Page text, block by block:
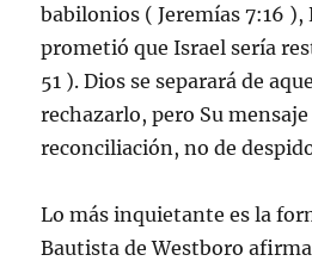
babilonios ( Jeremías 7:16 ),
prometió que Israel sería
51 ). Dios se separará de
rechazarlo, pero Su
reconciliación, no de
Lo más inquietante es la
Bautista de Westboro